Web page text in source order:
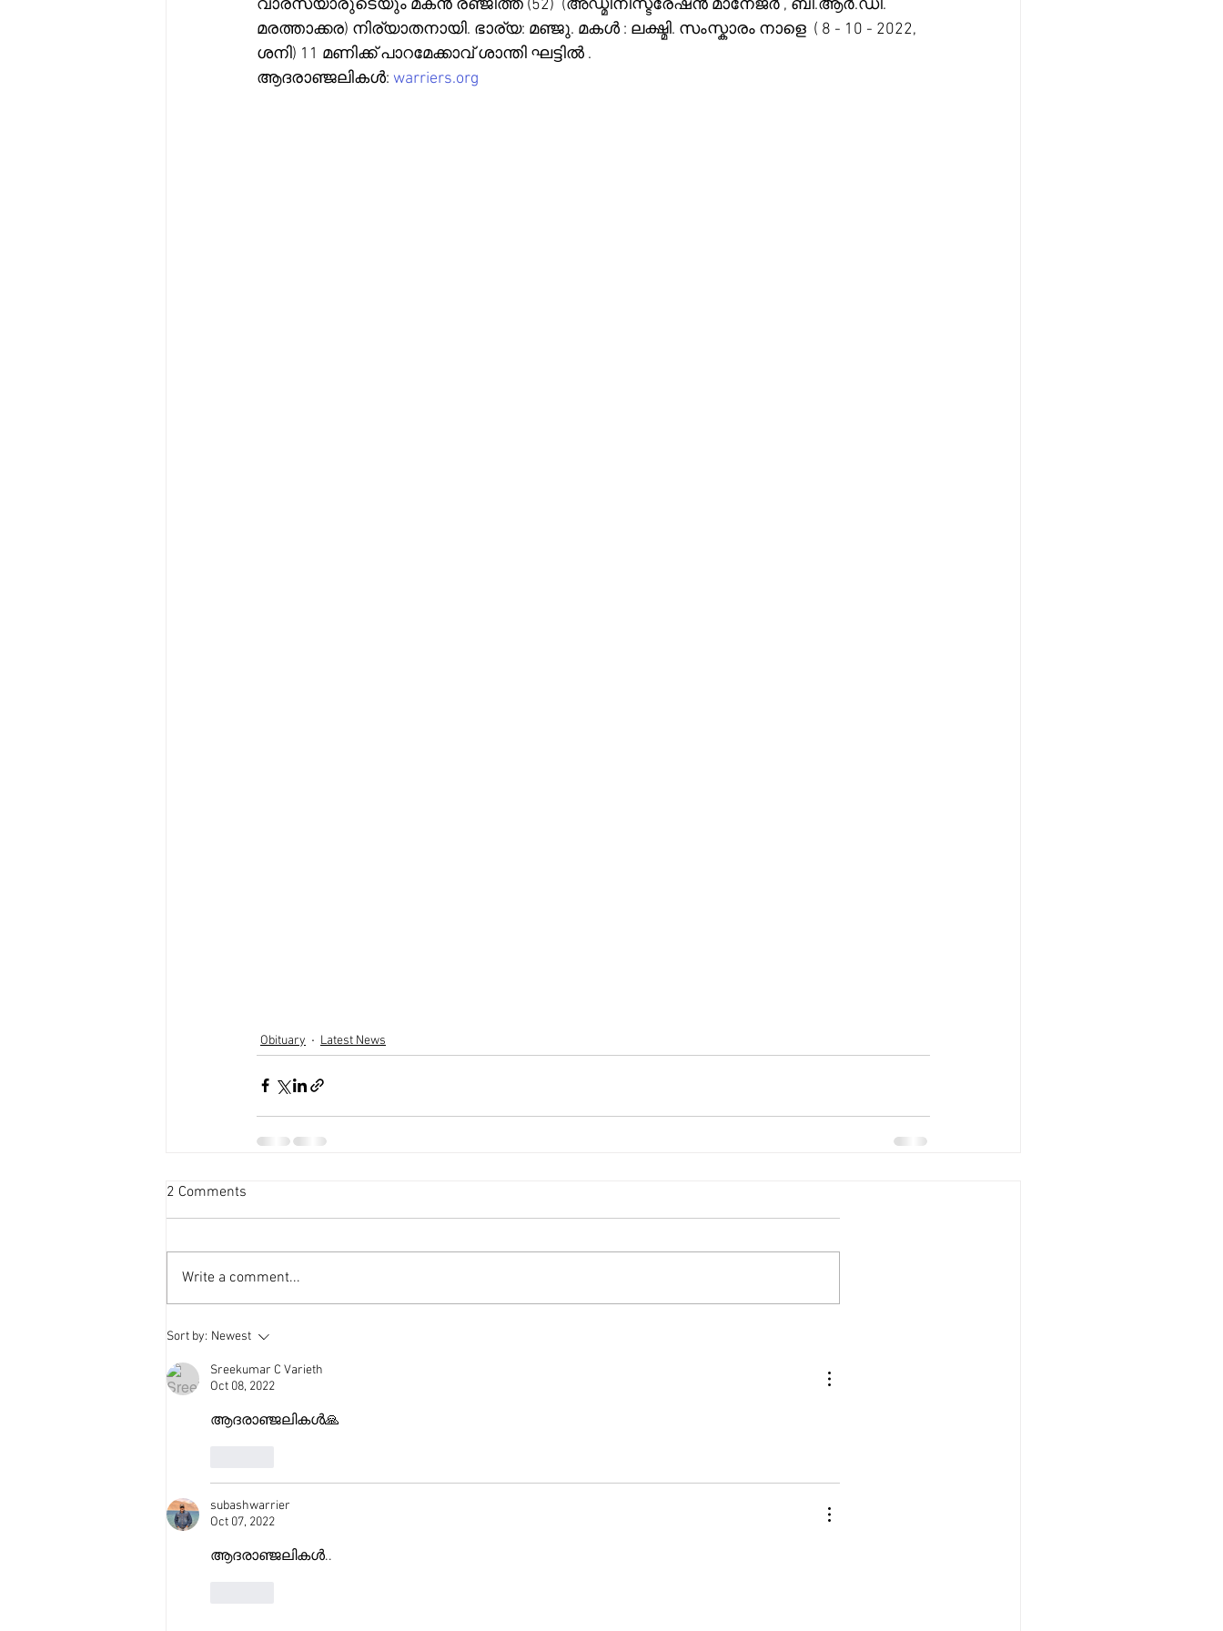
വാരസ്യാരുടെയും മകൻ രഞ്ജിത്ത് (52)  (അഡ്മിനിസ്ട്രേഷൻ മാനേജർ , ബി.ആർ.ഡി.
മരത്താക്കര) നിര്യാതനായി. ഭാര്യ: മഞ്ജു. മകൾ : ലക്ഷ്മി. സംസ്കാരം നാളെ  ( 8 - 10 - 2022,
ശനി) 11 മണിക്ക് പാറമേക്കാവ് ശാന്തി ഘട്ടിൽ .
ആദരാഞ്ജലികൾ: warriers.org
Obituary Latest News
2 Comments
Write a comment...
Sort by: Newest
Sreekumar C Varieth
Oct 08, 2022
ആദരാഞ്ജലികൾ🙏
subashwarrier
Oct 07, 2022
ആദരാഞ്ജലികൾ..